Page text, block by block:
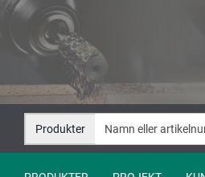
Hoppa
innehåll
Hoppa
navigation
Produkter